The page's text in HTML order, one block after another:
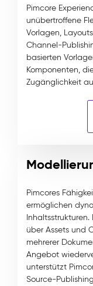
Pimcore
unübertroffene
Vorlagen,
Channel-
basierten
Komponenten,
Zugänglichkeit
Pimcores
ermöglichen
über Assets und
mehrerer
Angebot
unterstützt
Source-